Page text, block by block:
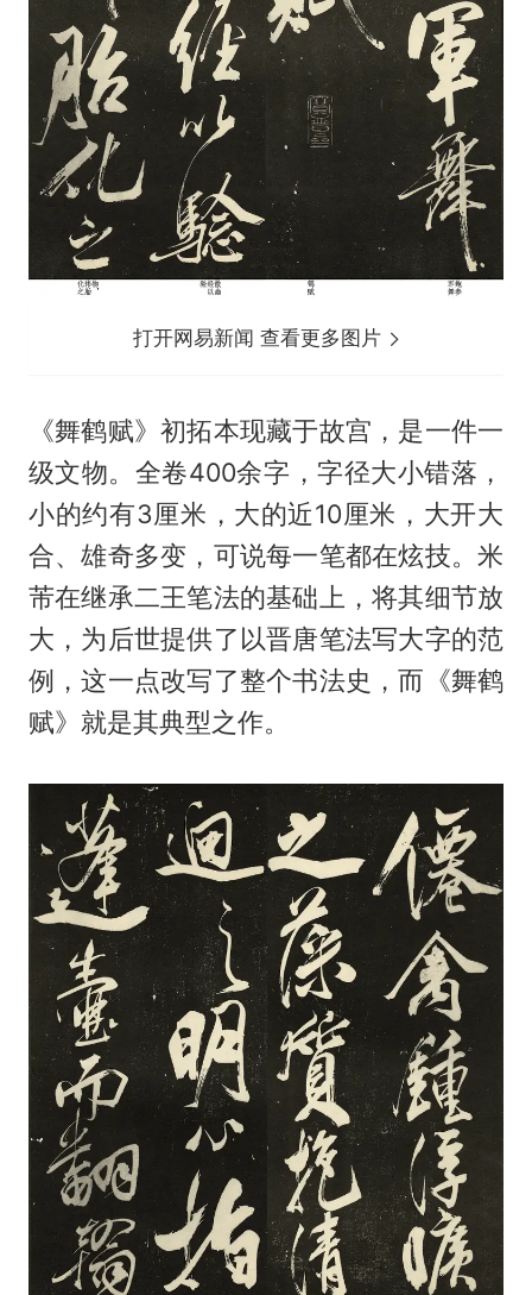
打开网易新闻 查看更多图片
《舞鹤赋》初拓本现藏于故宫，是一件一
级文物。全卷400余字，字径大小错落，
小的约有3厘米，大的近10厘米，大开大
合、雄奇多变，可说每一笔都在炫技。米
芾在继承二王笔法的基础上，将其细节放
大，为后世提供了以晋唐笔法写大字的范
例，这一点改写了整个书法史，而《舞鹤
赋》就是其典型之作。